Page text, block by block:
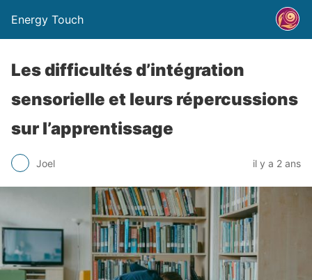
Energy Touch
Les difficultés d’intégration
sensorielle et leurs répercussions
sur l’apprentissage
Joel il y a 2 ans